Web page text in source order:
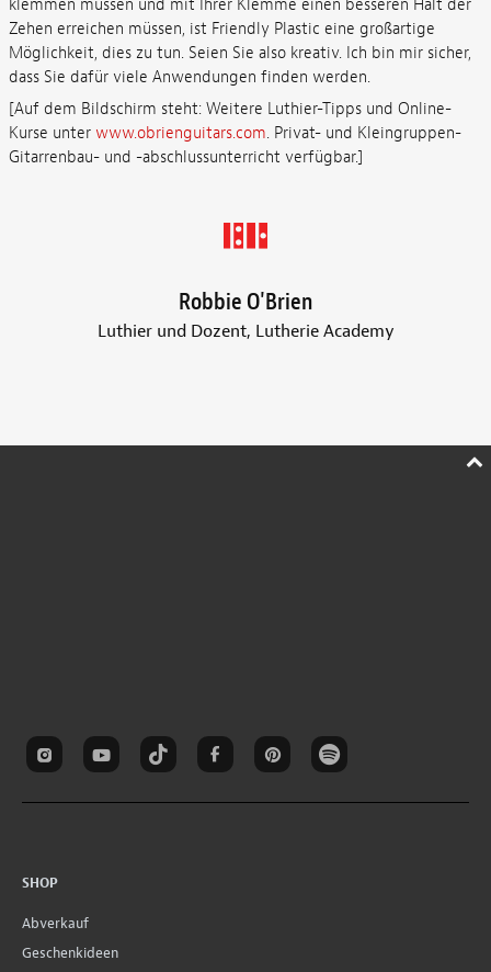
klemmen müssen und mit Ihrer Klemme einen besseren Halt der
Zehen erreichen müssen, ist Friendly Plastic eine großartige
Möglichkeit, dies zu tun. Seien Sie also kreativ. Ich bin mir sicher,
dass Sie dafür viele Anwendungen finden werden.
[Auf dem Bildschirm steht: Weitere Luthier-Tipps und Online-
Kurse unter www.obrienguitars.com. Privat- und Kleingruppen-
Gitarrenbau- und -abschlussunterricht verfügbar.]
Robbie O'Brien
Luthier und Dozent, Lutherie Academy
SHOP
Abverkauf
Geschenkideen